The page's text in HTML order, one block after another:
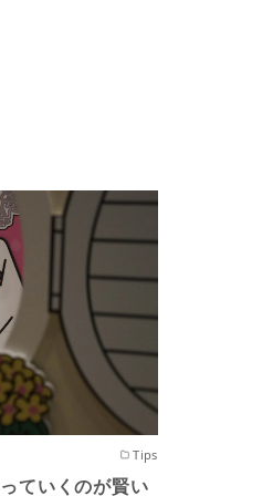
Tips
ていくのが賢い